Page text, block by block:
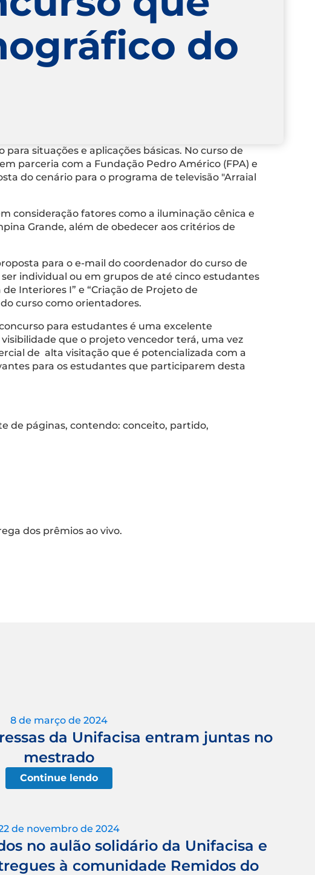
do
situações e aplicações básicas. No curso de
parceria com a Fundação Pedro Américo (FPA) e
do cenário para o programa de televisão "Arraial
consideração fatores como a iluminação cênica e
Grande, além de obedecer aos critérios de
para o e-mail do coordenador do curso de
individual ou em grupos de até cinco estudantes
Interiores I” e “Criação de Projeto de
curso como orientadores.
para estudantes é uma excelente
que o projeto vencedor terá, uma vez
de alta visitação que é potencializada com a
para os estudantes que participarem desta
de páginas, contendo: conceito, partido,
dos prêmios ao vivo.
8 de março de 2024
da Unifacisa entram juntas no
mestrado
Continue lendo
de novembro de 2024
no aulão solidário da Unifacisa e
à comunidade Remidos do